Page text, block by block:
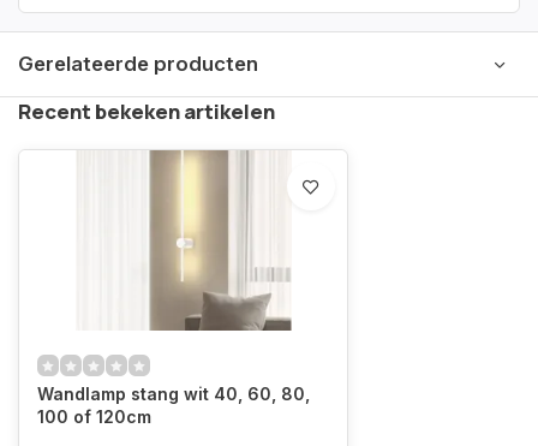
Gerelateerde producten
Recent bekeken artikelen
Wandlamp stang wit 40, 60, 80,
100 of 120cm